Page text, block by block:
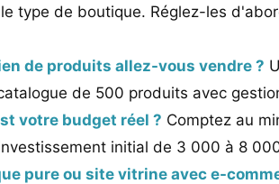
type de boutique. Réglez-les
de produits allez-vous vendre ?
de 500 produits avec
votre budget réel ? Comptez au
initial de 3 000 à 8
pure ou site vitrine avec e-